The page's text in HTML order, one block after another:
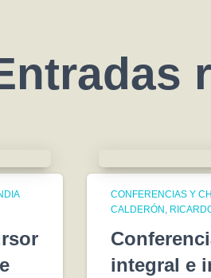
CONFERENCIAS Y
CALDERÓN
integral e